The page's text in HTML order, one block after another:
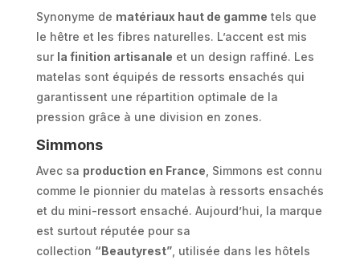
Synonyme de matériaux haut de gamme tels que
le hêtre et les fibres naturelles. L’accent est mis
sur la finition artisanale et un design raffiné. Les
matelas sont équipés de ressorts ensachés qui
garantissent une répartition optimale de la
pression grâce à une division en zones.
Simmons
Avec sa production en France , Simmons est connu
comme le pionnier du matelas à ressorts ensachés
et du mini-ressort ensaché. Aujourd’hui, la marque
est surtout réputée pour sa
collection “Beautyrest”, utilisée dans les hôtels